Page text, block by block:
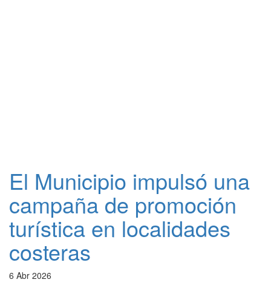
El Municipio impulsó una
campaña de promoción
turística en localidades
costeras
6 Abr 2026